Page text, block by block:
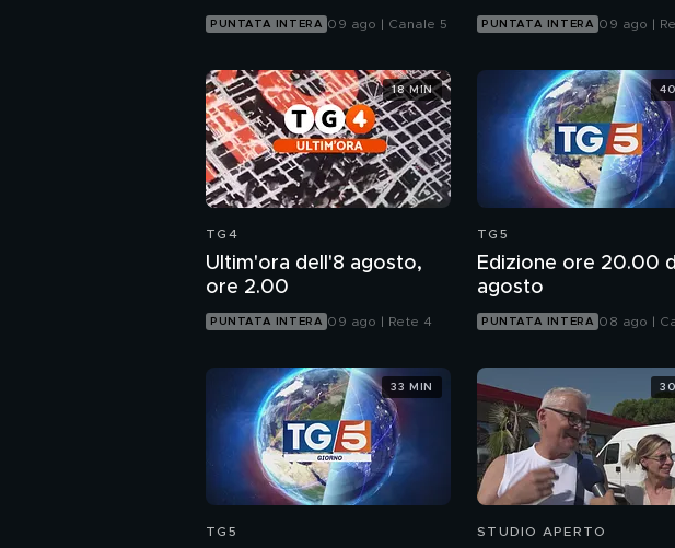
PUNTATA INTERA 09 ago | Canale 5 PUNTATA INTERA 09 ago |
TG4
Ultim'ora dell'8 agosto,
ore 2.00
PUNTATA INTERA 09 ago | Rete 4
18 MIN
TG5
Edizione ore 20.00
agosto
PUNTATA INTERA 08 ago |
TG5
33 MIN
STUDIO APERTO